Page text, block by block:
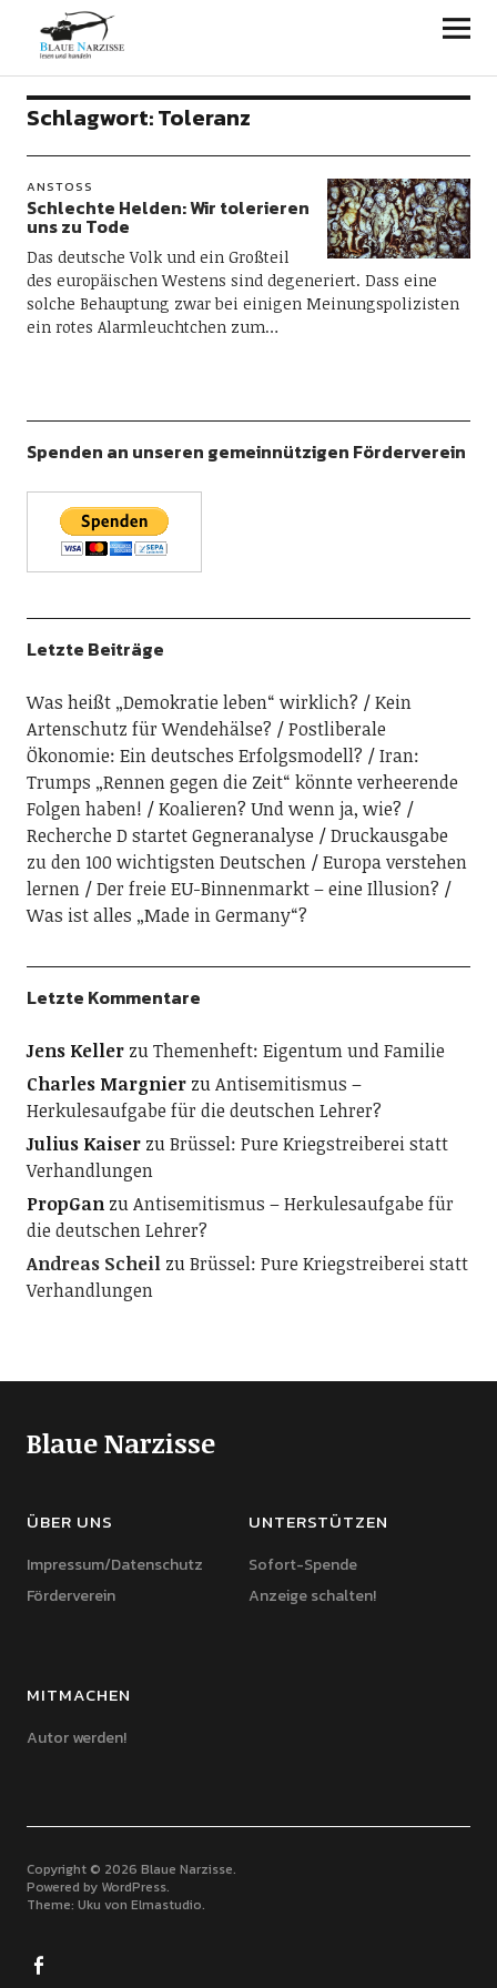
Blaue Narzisse
Schlagwort:Toleranz
ANSTOSS
Schlechte Helden: Wir tolerieren
uns zu Tode
Das deutsche Volk und ein Großteil
des europäischen Westens sind degeneriert. Dass eine
solche Behauptung zwar bei einigen Meinungspolizisten
ein rotes Alarmleuchtchen zum…
Spenden an unseren gemeinnützigen Förderverein
Letzte Beiträge
Was heißt „Demokratie leben“ wirklich?
Kein
Artenschutz für Wendehälse?
Postliberale
Ökonomie: Ein deutsches Erfolgsmodell?
Iran:
Trumps „Rennen gegen die Zeit“ könnte verheerende
Folgen haben!
Koalieren? Und wenn ja, wie?
Recherche D startet Gegneranalyse
Druckausgabe
zu den 100 wichtigsten Deutschen
Europa verstehen
lernen
Der freie EU-Binnenmarkt – eine Illusion?
Was ist alles „Made in Germany“?
Letzte Kommentare
Jens KellerzuThemenheft: Eigentum und Familie
Charles MargnierzuAntisemitismus –
Herkulesaufgabe für die deutschen Lehrer?
Julius KaiserzuBrüssel: Pure Kriegstreiberei statt
Verhandlungen
PropGanzuAntisemitismus – Herkulesaufgabe für
die deutschen Lehrer?
Andreas ScheilzuBrüssel: Pure Kriegstreiberei statt
Verhandlungen
Blaue Narzisse
ÜBER UNS
Impressum/Datenschutz
Förderverein
UNTERSTÜTZEN
Sofort-Spende
Anzeige schalten!
MITMACHEN
Autor werden!
Copyright © 2026 Blaue Narzisse
Powered by WordPress
Theme: Uku von Elmastudio